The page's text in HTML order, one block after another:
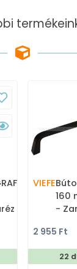
II. -
VIEFE
160
-
2 955 Ft
22